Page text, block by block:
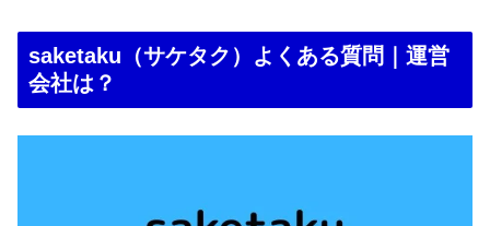
saketaku（サケタク）よくある質問｜運営
会社は？